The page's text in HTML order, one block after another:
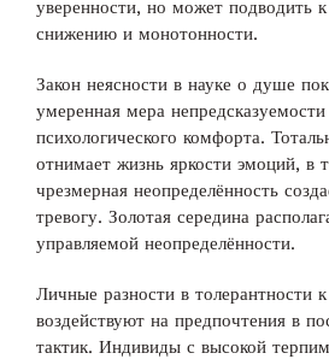
уверенности, но может подводить
снижению и монотонности.
Закон неясности в науке о душе
умеренная мера
психологического комфорта.
отнимает жизнь яркости эмоций, в
чрезмерная неопределённость
тревогу. Золотая середина
управляемой неопределённости.
Личные разности в толерантности
воздействуют на предпочтения в
тактик. Индивиды с высокой